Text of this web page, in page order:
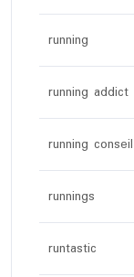
running
running addict
running conseil
runnings
runtastic